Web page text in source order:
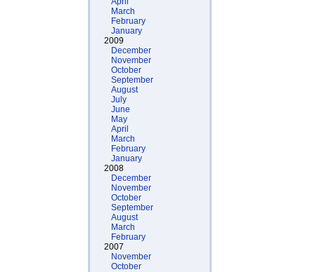
March
February
January
2009
December
November
October
September
August
July
June
May
April
March
February
January
2008
December
November
October
September
August
March
February
2007
November
October